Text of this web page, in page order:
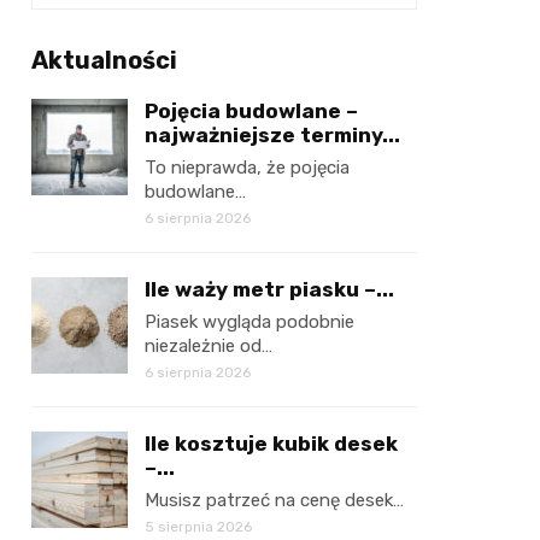
Aktualności
Pojęcia budowlane –
najważniejsze terminy...
To nieprawda, że pojęcia
budowlane…
6 sierpnia 2026
Ile waży metr piasku –...
Piasek wygląda podobnie
niezależnie od…
6 sierpnia 2026
Ile kosztuje kubik desek
–...
Musisz patrzeć na cenę desek…
5 sierpnia 2026